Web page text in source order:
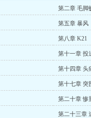
第二章 毛脚
第五章 暴风
第八章 K21
第十一章 投
第十四章 头
第十七章 突
第二十章 惨
第二十三章